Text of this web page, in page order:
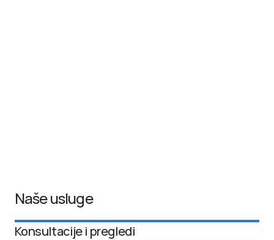
Naše usluge
Konsultacije i pregledi